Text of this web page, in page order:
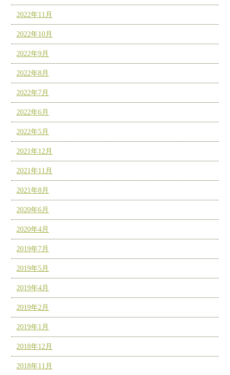
2022年11月
2022年10月
2022年9月
2022年8月
2022年7月
2022年6月
2022年5月
2021年12月
2021年11月
2021年8月
2020年6月
2020年4月
2019年7月
2019年5月
2019年4月
2019年2月
2019年1月
2018年12月
2018年11月